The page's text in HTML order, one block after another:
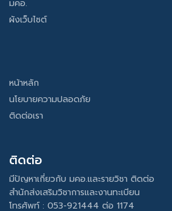
มคอ.
ผังเว็บไซต์
หน้าหลัก
นโยบายความปลอดภัย
ติดต่อเรา
ติดต่อ
มีปัญหาเกี่ยวกับ มคอ.และรายวิชา ติดต่อ
สำนักส่งเสริมวิชาการและงานทะเบียน
โทรศัพท์ : 053-921444 ต่อ 1174